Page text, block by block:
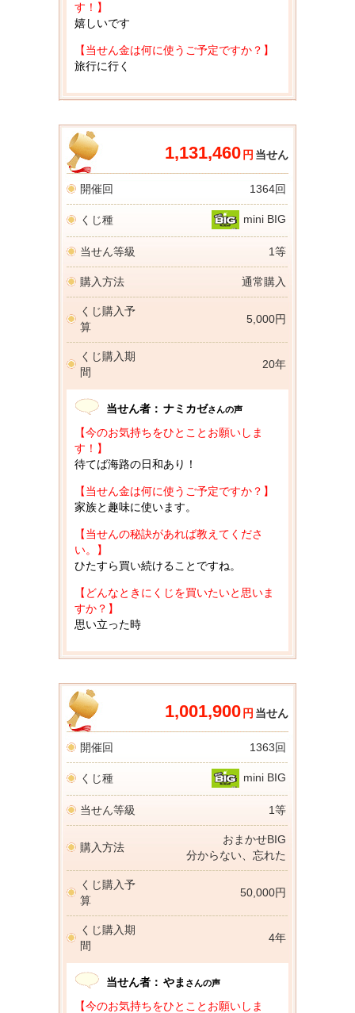
す！】
嬉しいです
【当せん金は何に使うご予定ですか？】
旅行に行く
1,131,460 円 当せん
開催回 1364回
くじ種 mini BIG
当せん等級 1等
購入方法 通常購入
くじ購入予
算
5,000円
くじ購入期
間
20年
当せん者： ナミカゼさんの声
【今のお気持ちをひとことお願いしま
す！】
待てば海路の日和あり！
【当せん金は何に使うご予定ですか？】
家族と趣味に使います。
【当せんの秘訣があれば教えてくださ
い。】
ひたすら買い続けることですね。
【どんなときにくじを買いたいと思いま
すか？】
思い立った時
1,001,900 円 当せん
開催回 1363回
くじ種 mini BIG
当せん等級 1等
購入方法
おまかせBIG
分からない、忘れた
くじ購入予
算
50,000円
くじ購入期
間
4年
当せん者： やま さんの声
【今のお気持ちをひとことお願いしま